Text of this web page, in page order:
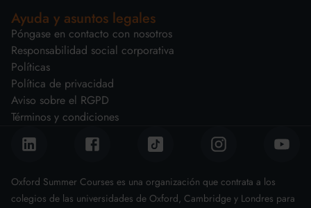
Ayuda y asuntos legales
Póngase en contacto con nosotros
Responsabilidad social corporativa
Políticas
Política de privacidad
Aviso sobre el RGPD
Términos y condiciones
Oxford Summer Courses es una organización que contrata a los
colegios de las universidades de Oxford, Cambridge y Londres para